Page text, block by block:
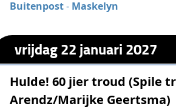
Buitenpost- Maskelyn
vrijdag 22 januari 2027
Hulde! 60 jier troud (Spile
Arendz/Marijke Geertsma)